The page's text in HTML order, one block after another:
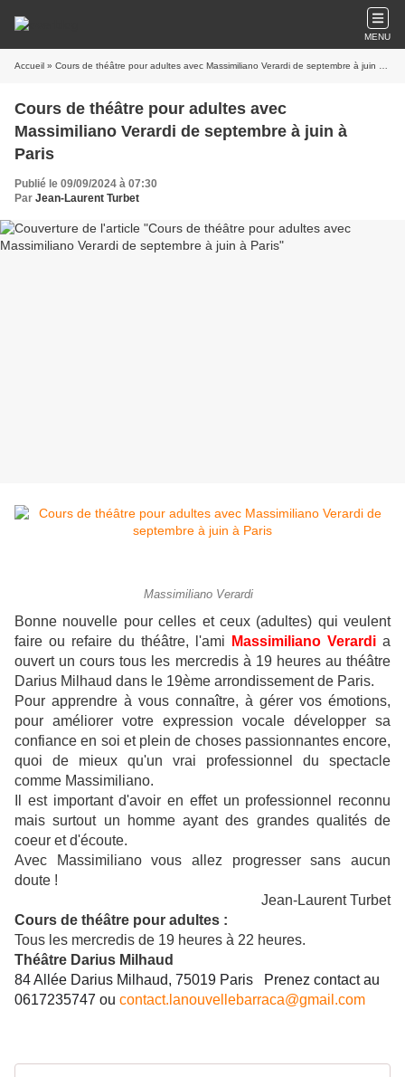
MENU
Accueil » Cours de théâtre pour adultes avec Massimiliano Verardi de septembre à juin à Paris
Cours de théâtre pour adultes avec
Massimiliano Verardi de septembre à juin à
Paris
Publié le 09/09/2024 à 07:30
Par Jean-Laurent Turbet
Massimiliano Verardi
Bonne nouvelle pour celles et ceux (adultes) qui veulent
faire ou refaire du théâtre, l'ami
Massimiliano Verardi a
ouvert un cours tous les mercredis à 19 heures au théâtre
Darius Milhaud dans le 19ème arrondissement de Paris.
Pour apprendre à vous connaître, à gérer vos émotions,
pour améliorer votre expression vocale développer sa
confiance en soi et plein de choses passionnantes encore,
quoi de mieux qu'un vrai professionnel du spectacle
comme Massimiliano.
Il est important d'avoir en effet un professionnel reconnu
mais surtout un homme ayant des grandes qualités de
coeur et d'écoute.
Avec Massimiliano vous allez progresser sans aucun
doute !
Jean-Laurent Turbet
Cours de théâtre pour adultes :
Tous les mercredis de 19 heures à 22 heures.
Théâtre Darius Milhaud
84 Allée Darius Milhaud, 75019 Paris
Prenez contact au
0617235747 ou contact.lanouvellebarraca@gmail.com